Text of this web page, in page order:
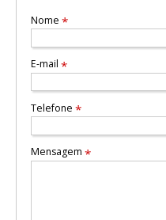
Nome *
E-mail *
Telefone *
Mensagem *